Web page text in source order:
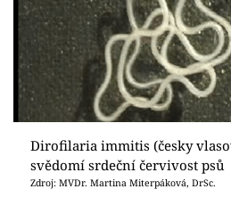
Dirofilaria immitis (česky
svědomí srdeční červivost psů
Zdroj: MVDr. Martina Miterpáková, DrSc.